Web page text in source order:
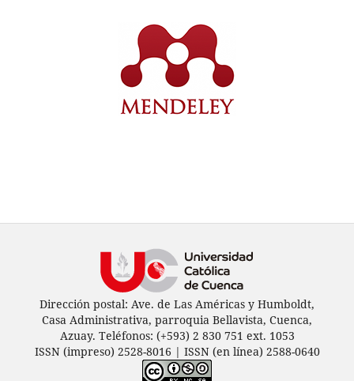
Dirección postal: Ave. de Las Américas y Humboldt,
Casa Administrativa, parroquia Bellavista, Cuenca,
Azuay. Teléfonos: (+593) 2 830 751 ext. 1053
ISSN (impreso) 2528-8016 | ISSN (en línea) 2588-0640